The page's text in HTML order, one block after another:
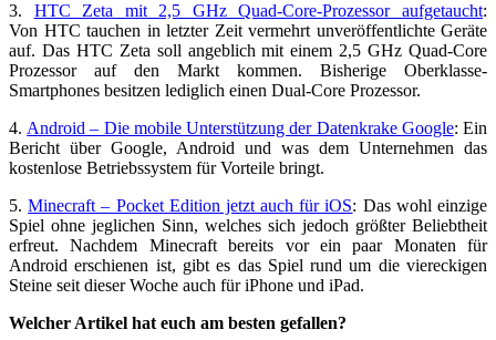
3. HTC Zeta mit 2,5 GHz Quad-Core-Prozessor aufgetaucht:
Von HTC tauchen in letzter Zeit vermehrt unveröffentlichte Geräte
auf. Das HTC Zeta soll angeblich mit einem 2,5 GHz Quad-Core
Prozessor auf den Markt kommen. Bisherige Oberklasse-
Smartphones besitzen lediglich einen Dual-Core Prozessor.
4.Android – Die mobile Unterstützung der Datenkrake Google: Ein
Bericht über Google, Android und was dem Unternehmen das
kostenlose Betriebssystem für Vorteile bringt.
5.Minecraft – Pocket Edition jetzt auch für iOS: Das wohl einzige
Spiel ohne jeglichen Sinn, welches sich jedoch größter Beliebtheit
erfreut. Nachdem Minecraft bereits vor ein paar Monaten für
Android erschienen ist, gibt es das Spiel rund um die viereckigen
Steine seit dieser Woche auch für iPhone und iPad.
Welcher Artikel hat euch am besten gefallen?